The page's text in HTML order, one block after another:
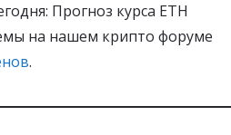
Прогноз курса ETH
на нашем крипто форуме
.